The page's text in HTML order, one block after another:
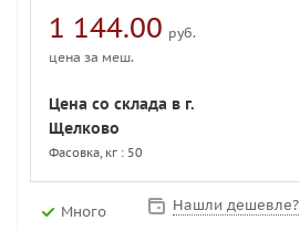
1 144.00 руб.
цена за меш.
Цена со склада в г.
Щелково
Фасовка, кг : 50
Много Нашли дешевле?